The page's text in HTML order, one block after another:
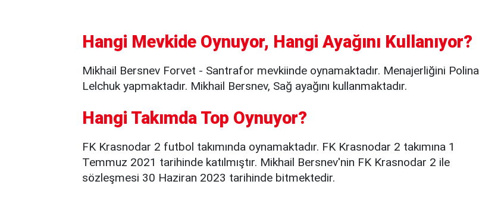
Hangi Mevkide Oynuyor, Hangi Ayağını Kullanıyor?
Mikhail Bersnev Forvet - Santrafor mevkiinde oynamaktadır. Menajerliğini Polina
Lelchuk yapmaktadır. Mikhail Bersnev, Sağ ayağını kullanmaktadır.
Hangi Takımda Top Oynuyor?
FK Krasnodar 2 futbol takımında oynamaktadır. FK Krasnodar 2 takımına 1
Temmuz 2021 tarihinde katılmıştır. Mikhail Bersnev'nin FK Krasnodar 2 ile
sözleşmesi 30 Haziran 2023 tarihinde bitmektedir.